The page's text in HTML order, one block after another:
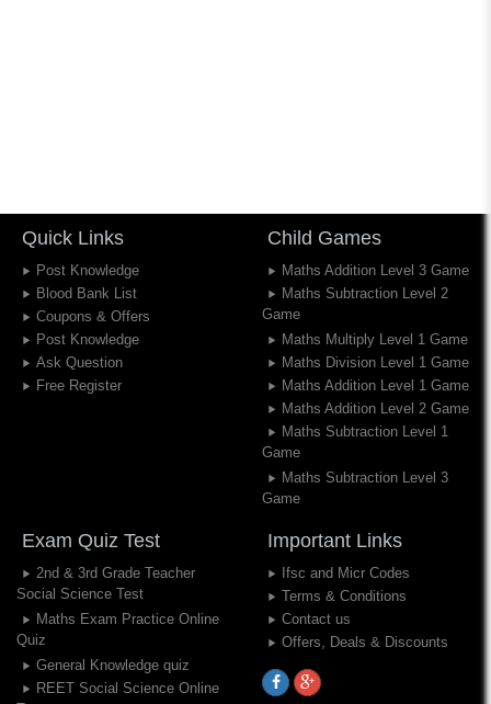
Quick Links
Post Knowledge
Blood Bank List
Coupons & Offers
Post Knowledge
Ask Question
Free Register
Child Games
Maths Addition Level 3 Game
Maths Subtraction Level 2
Game
Maths Multiply Level 1 Game
Maths Division Level 1 Game
Maths Addition Level 1 Game
Maths Addition Level 2 Game
Maths Subtraction Level 1
Game
Maths Subtraction Level 3
Game
Exam Quiz Test
2nd & 3rd Grade Teacher
Social Science Test
Maths Exam Practice Online
Quiz
General Knowledge quiz
REET Social Science Online
Important Links
Ifsc and Micr Codes
Terms & Conditions
Contact us
Offers, Deals & Discounts